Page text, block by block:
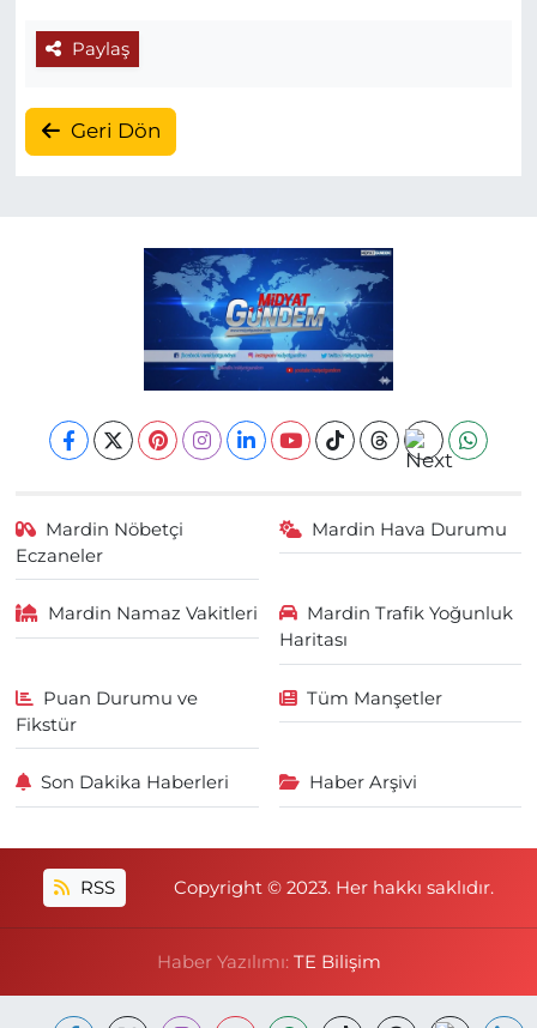
Paylaş
Geri Dön
Mardin Nöbetçi
Eczaneler
Mardin Hava Durumu
Mardin Namaz Vakitleri
Mardin Trafik Yoğunluk
Haritası
Puan Durumu ve
Fikstür
Tüm Manşetler
Son Dakika Haberleri Haber Arşivi
RSS Copyright © 2023. Her hakkı saklıdır.
Haber Yazılımı: TE Bilişim